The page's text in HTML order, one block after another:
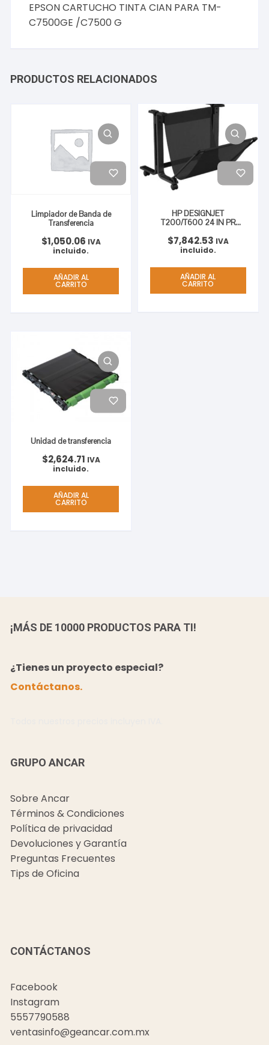
EPSON CARTUCHO TINTA CIAN PARA TM-
C7500GE /C7500 G
PRODUCTOS RELACIONADOS
Limpiador de Banda de
Transferencia
$1,050.06 IVA
incluido.
AÑADIR AL
CARRITO
HP DESIGNJET
T200/T600 24 IN PR
$7,842.53 IVA
incluido.
AÑADIR AL
CARRITO
Unidad de transferencia
$2,624.71 IVA
incluido.
AÑADIR AL
CARRITO
¡MÁS DE 10000 PRODUCTOS PARA TI!
¿Tienes un proyecto especial?
Contáctanos.
GRUPO ANCAR
Sobre Ancar
Términos & Condiciones
Política de privacidad
Devoluciones y Garantía
Preguntas Frecuentes
Tips de Oficina
CONTÁCTANOS
Facebook
Instagram
5557790588
ventasinfo@geancar.com.mx